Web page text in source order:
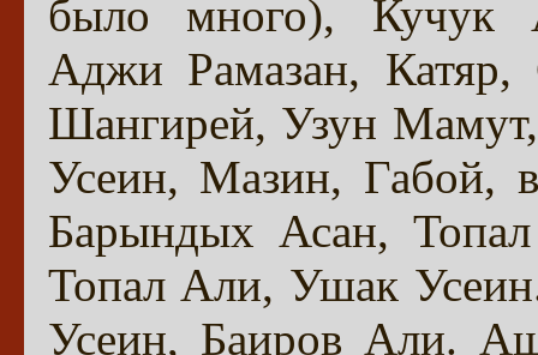
было много), Кучук
Аджи Рамазан, Катяр,
Шангирей, Узун
Усеин, Мазин,
Барындых Асан,
Топал Али, Ушак
Усеин, Баиров Али.